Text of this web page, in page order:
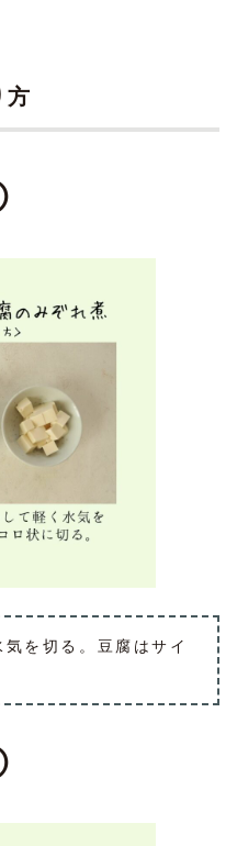
方
を切る。豆腐はサイ